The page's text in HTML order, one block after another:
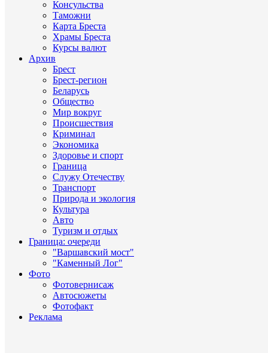
Консульства
Таможни
Карта Бреста
Храмы Бреста
Курсы валют
Архив
Брест
Брест-регион
Беларусь
Общество
Мир вокруг
Происшествия
Криминал
Экономика
Здоровье и спорт
Граница
Служу Отечеству
Транспорт
Природа и экология
Культура
Авто
Туризм и отдых
Граница: очереди
"Варшавский мост"
"Каменный Лог"
Фото
Фотовернисаж
Автосюжеты
Фотофакт
Реклама